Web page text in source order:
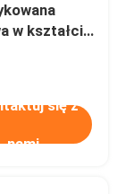
w kształcie
się z
nami